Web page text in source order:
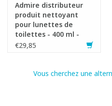
Admire distributeur
produit nettoyant
pour lunettes de
toilettes - 400 ml -
BLANC
€29,85
Vous cherchez une